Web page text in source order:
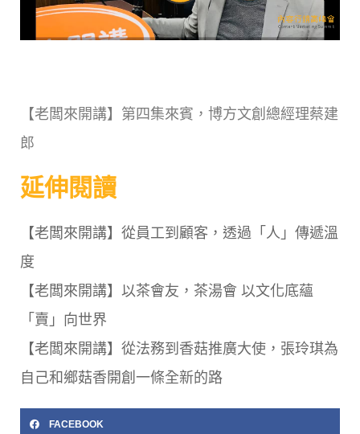
【老闆來開講】第四集來賓，博方文創總經理蔡建
郎
延伸閱讀
【老闆來開講】從員工到顧客，透過「人」傳遞溫
度
【老闆來開講】以茶會友，茶湯會 以文化底蘊
「賣」向世界
【老闆來開講】從法務到香菇推廣大使，張玲琪為
自己和鄉菇香開創一條全新的路
FACEBOOK